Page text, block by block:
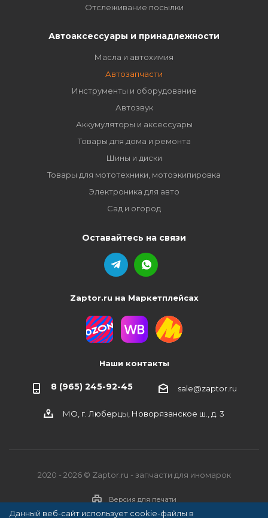
Отслеживание посылки
Автоаксессуары и принадлежности
Масла и автохимия
Автозапчасти
Инструменты и оборудование
Автозвук
Аккумуляторы и аксессуары
Товары для дома и ремонта
Шины и диски
Товары для мототехники, мотоэкипировка
Электроника для авто
Сад и огород
Оставайтесь на связи
Zaptor.ru на Маркетплейсах
Наши контакты
8 (965) 245-92-45 sale@zaptor.ru
МО, г. Люберцы, Новорязанское ш., д. 3
2020 - 2026 © Zaptor.ru - запчасти для иномарок
Версия для печати
Данный веб-сайт использует cookie-файлы в